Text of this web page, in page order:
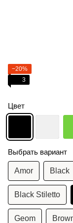
−20%
3
Цвет
Выбрать вариант
Amor Black
Black Stiletto
Geom